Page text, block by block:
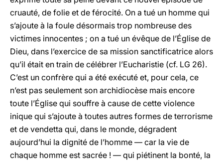
cruauté, de folie et de férocité. On a tué un homme qui
s’ajoute à la foule désormais trop nombreuse des
victimes innocentes ; on a tué un évêque de l’Église de
Dieu, dans l’exercice de sa mission sanctificatrice alors
qu’il était en train de célébrer l’Eucharistie (cf. LG 26).
C’est un confrère qui a été exécuté et, pour cela, ce
n’est pas seulement son archidiocèse mais encore
toute l’Église qui souffre à cause de cette violence
inique qui s’ajoute à toutes autres formes de terrorisme
et de vendetta qui, dans le monde, dégradent
aujourd’hui la dignité de l’homme — car la vie de
chaque homme est sacrée ! — qui piétinent la bonté, la